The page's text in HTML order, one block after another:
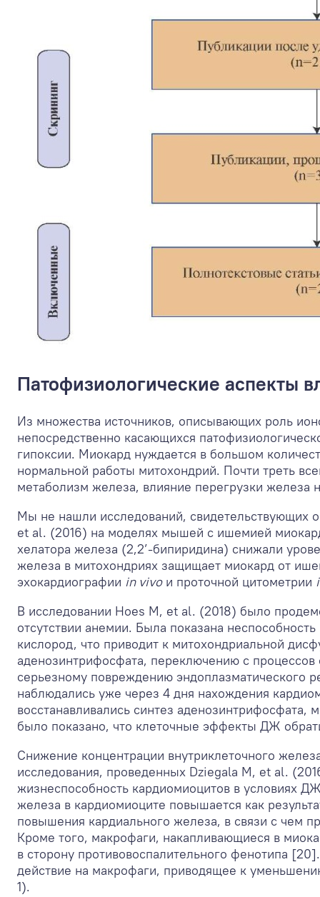
Патофизиологические аспекты
Из множества источников, описывающих роль
непосредственно касающихся
гипоксии. Миокард нуждается в большом
нормальной работы митохондрий. Почти треть
метаболизм железа, влияние перегрузки
Мы не нашли исследований, свидетельствующих
et al. (2016) на моделях мышей с ишемией
хелатора железа (2,2’-бипиридина) снижали
железа в митохондриях защищает миокард от
эхокардиографии in vivoи проточной цитометрии
В исследовании Hoes M, et al. (2018) было
отсутствии анемии. Была показана
кислород, что приводит к митохондриальной
аденозинтрифосфата, переключению с
серьезному повреждению эндоплазматического
наблюдались уже через 4 дня нахождения
восстанавливались синтез аденозинтрифосфата,
было показано, что клеточные эффекты ДЖ
Снижение концентрации внутриклеточного
исследования, проведенных Dziegala M, et al.
жизнеспособность кардиомиоцитов в условиях
железа в кардиомиоците повышается как
повышения кардиального железа, в связи с чем
Кроме того, макрофаги, накапливающиеся в
в сторону противовоспалительного фенотипа
действие на макрофаги, приводящее к
1).